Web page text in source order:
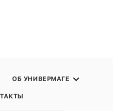
ОБ УНИВЕРМАГЕ